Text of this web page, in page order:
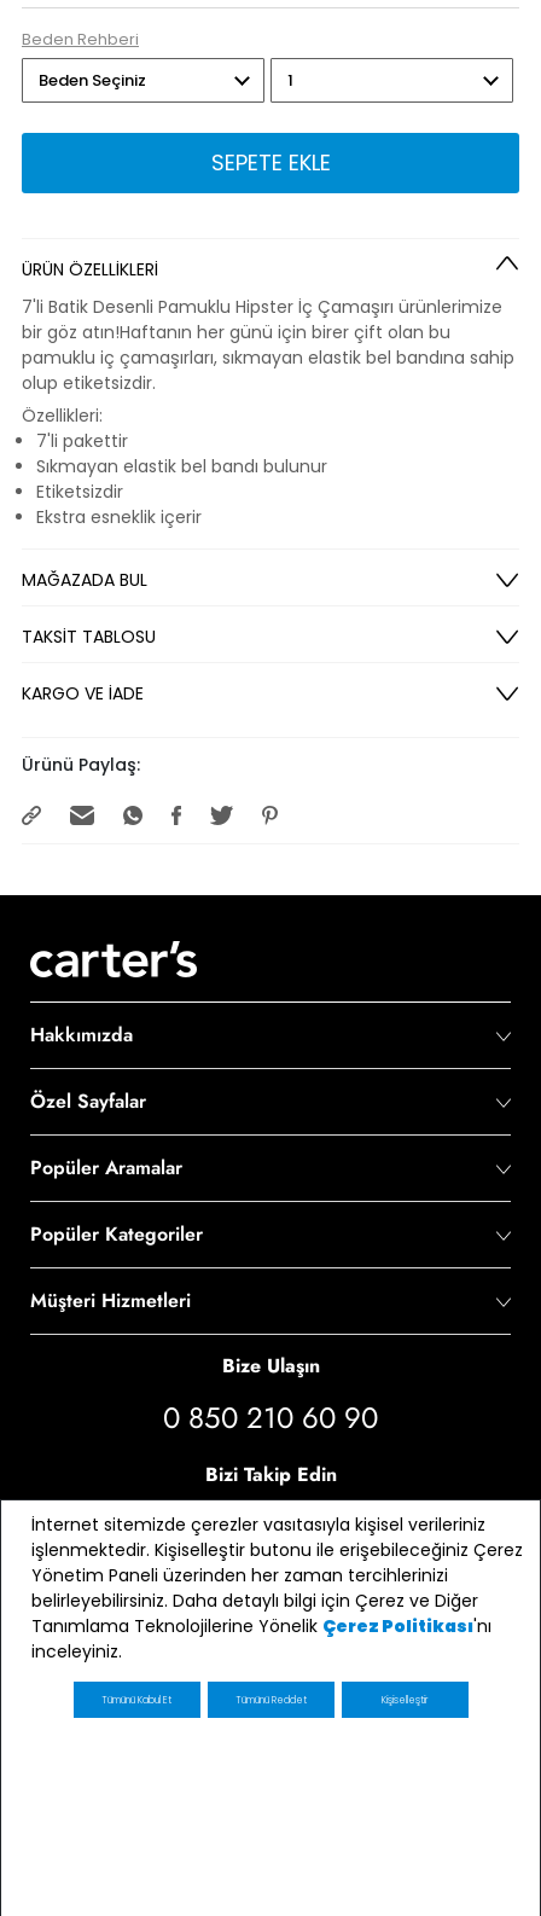
Beden Rehberi
SEPETE EKLE
ÜRÜN ÖZELLİKLERİ
7'li Batik Desenli Pamuklu Hipster İç Çamaşırı ürünlerimize
bir göz atın!Haftanın her günü için birer çift olan bu
pamuklu iç çamaşırları, sıkmayan elastik bel bandına sahip
olup etiketsizdir.
Özellikleri:
7'li pakettir
Sıkmayan elastik bel bandı bulunur
Etiketsizdir
Ekstra esneklik içerir
MAĞAZADA BUL
TAKSİT TABLOSU
KARGO VE İADE
Ürünü Paylaş:
Hakkımızda
Özel Sayfalar
Popüler Aramalar
Popüler Kategoriler
Müşteri Hizmetleri
Bize Ulaşın
0 850 210 60 90
Bizi Takip Edin
İnternet sitemizde çerezler vasıtasıyla kişisel verileriniz
işlenmektedir. Kişiselleştir butonu ile erişebileceğiniz Çerez
Yönetim Paneli üzerinden her zaman tercihlerinizi
belirleyebilirsiniz. Daha detaylı bilgi için Çerez ve Diğer
Tanımlama Teknolojilerine Yönelik Çerez Politikası'nı
inceleyiniz.
Tümünü Kabul Et Tümünü Reddet Kişiselleştir